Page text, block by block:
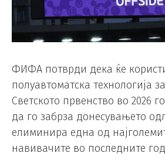
ФИФА потврди дека ќе
полуавтоматска технологија
Светското првенство во 2026
да го забрза донесувањето
елиминира една од
навивачите во последните